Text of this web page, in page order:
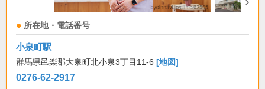
所在地・電話番号
小泉町駅
群馬県邑楽郡大泉町北小泉3丁目11-6 [地図]
0276-62-2917